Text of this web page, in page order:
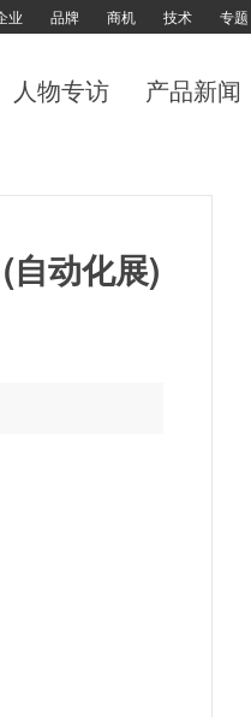
业 品牌 商机 技术 专题
人物专访 产品新闻
自动化展)